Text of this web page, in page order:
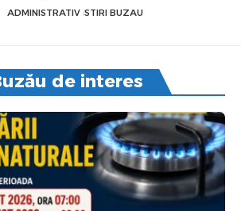
ADMINISTRATIV STIRI BUZAU
de interes